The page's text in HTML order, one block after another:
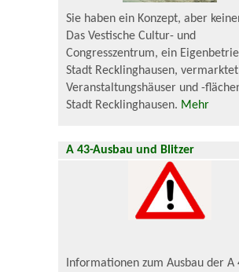
Sie haben ein Konzept, aber
Das Vestische Cultur- und
Congresszentrum, ein
Stadt Recklinghausen,
Veranstaltungshäuser und -
Stadt Recklinghausen. Mehr
A 43-Ausbau und Blitzer
Informationen zum Ausbau der A